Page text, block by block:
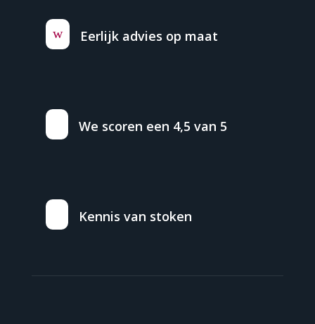
w Eerlijk advies op maat
We scoren een 4,5 van 5
Kennis van stoken